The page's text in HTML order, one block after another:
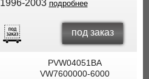
1996-2003 подробнее
под заказ
PVW04051BA
VW7600000-6000